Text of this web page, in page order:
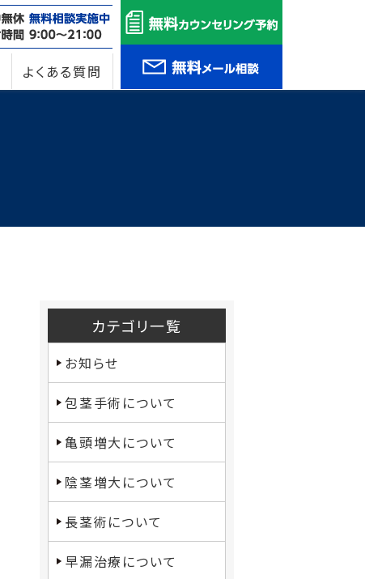
よくある質問
カテゴリ一覧
お知らせ
包茎手術について
亀頭増大について
陰茎増大について
長茎術について
早漏治療について